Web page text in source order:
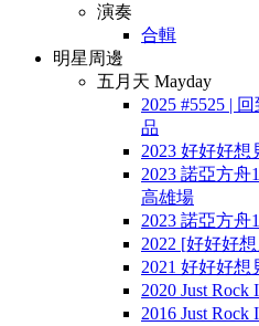
演奏
合輯
明星周邊
五月天 Mayday
2025 #5525 |
品
2023 好好好
2023 諾亞方
高雄場
2023 諾亞方舟
2022 [好好好
2021 好好好想
2020 Just
2016 Just Rock